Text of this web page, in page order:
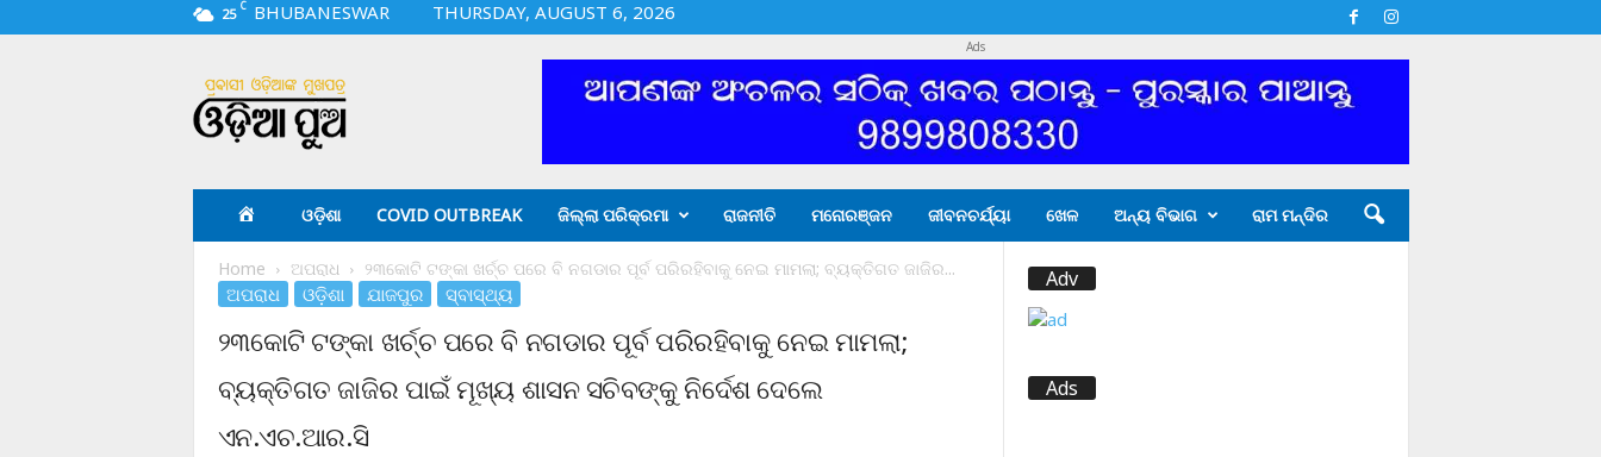
25 C BHUBANESWAR
THURSDAY, AUGUST 6, 2026
i
a
Ads
ଓଡ଼ିଶା COVID OUTBREAK ଜିଲ୍ଲା ପରିକ୍ରମା ରାଜନୀତି ମନୋରଞ୍ଜନ ଜୀବନଚର୍ଯ୍ୟା ଖେଳ ଅନ୍ୟ ବିଭାଗ ରାମ ମନ୍ଦିର
Home ଅପରାଧ ୨୩କୋଟି ଟଙ୍କା ଖର୍ଚ୍ଚ ପରେ ବି ନଗଡାର ପୂର୍ବ ପରିରହିବାକୁ ନେଇ ମାମଲା; ବ୍ୟକ୍ତିଗତ ଜାଜିର...
ଅପରାଧ ଓଡ଼ିଶା ଯାଜପୁର ସ୍ବାସ୍ଥ୍ୟ
୨୩କୋଟି ଟଙ୍କା ଖର୍ଚ୍ଚ ପରେ ବି ନଗଡାର ପୂର୍ବ ପରିରହିବାକୁ ନେଇ ମାମଲା;
ବ୍ୟକ୍ତିଗତ ଜାଜିର ପାଇଁ ମୂଖ୍ୟ ଶାସନ ସଚିବଙ୍କୁ ନିର୍ଦେଶ ଦେଲେ
ଏନ.ଏଚ.ଆର.ସି
Adv
Ads